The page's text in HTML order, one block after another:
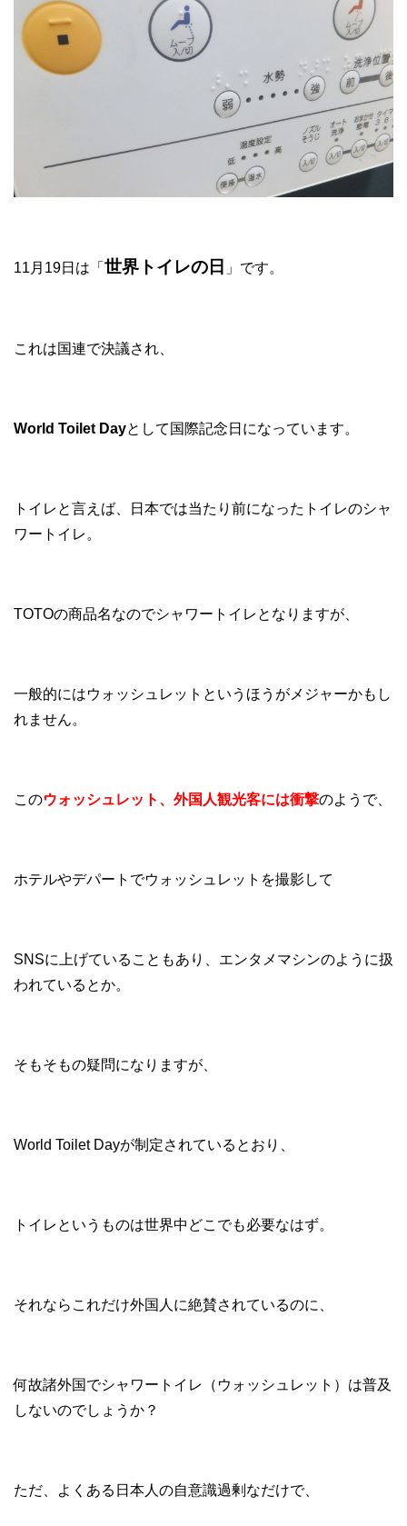
11月19日は「 世界トイレの日 」です。
これは国連で決議され、
World Toilet Dayとして国際記念日になっています。
トイレと言えば、日本では当たり前になったトイレのシャ
ワートイレ。
TOTOの商品名なのでシャワートイレとなりますが、
一般的にはウォッシュレットというほうがメジャーかもし
れません。
このウォッシュレット、外国人観光客には衝撃のようで、
ホテルやデパートでウォッシュレットを撮影して
SNSに上げていることもあり、エンタメマシンのように扱
われているとか。
そもそもの疑問になりますが、
World Toilet Dayが制定されているとおり、
トイレというものは世界中どこでも必要なはず。
それならこれだけ外国人に絶賛されているのに、
何故諸外国でシャワートイレ（ウォッシュレット）は普及
しないのでしょうか？
ただ、よくある日本人の自意識過剰なだけで、